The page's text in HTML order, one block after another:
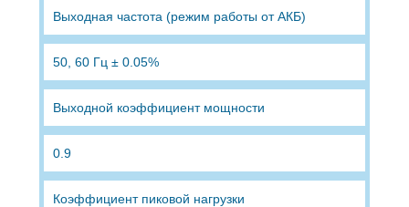
Выходная частота (режим работы от АКБ)
50, 60 Гц ± 0.05%
Выходной коэффициент мощности
0.9
Коэффициент пиковой нагрузки